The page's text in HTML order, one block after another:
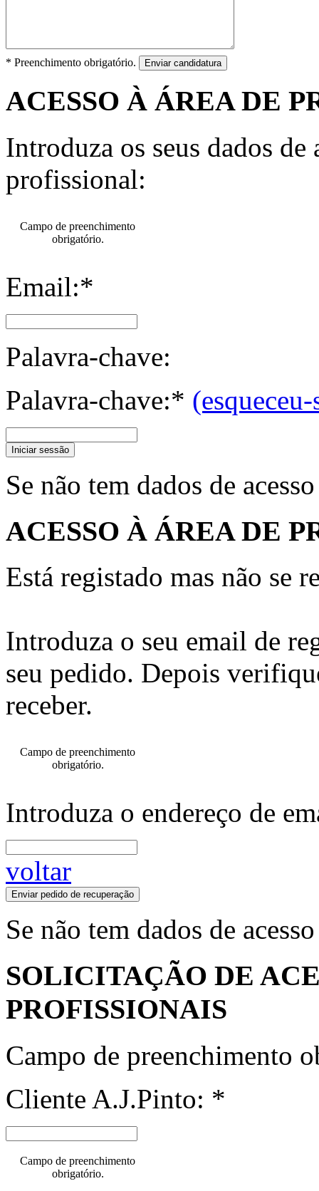
* Preenchimento obrigatório. Enviar candidatura
ACESSO À ÁREA DE
Introduza os seus dados de
profissional:
Campo de preenchimento
obrigatório.
Email:*
Palavra-chave:
Palavra-chave:* (esqueceu-
Iniciar sessão
Se não tem dados de
ACESSO À ÁREA DE
Está registado mas não se
Introduza o seu email de
seu pedido. Depois
receber.
Campo de preenchimento
obrigatório.
Introduza o endereço de
voltar
Enviar pedido de recuperação
Se não tem dados de
SOLICITAÇÃO DE
PROFISSIONAIS
Campo de preenchimento
Cliente A.J.Pinto: *
Campo de preenchimento
obrigatório.